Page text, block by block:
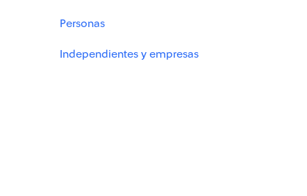
Personas
Independientes y empresas